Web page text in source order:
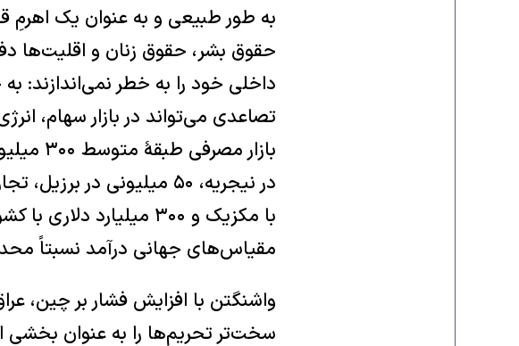
به طور طبیعی و به عنوان یک اهرمِ
حقوق بشر، حقوق زنان و اقلیت‌ها
داخلی خود را به خطر
تصاعدی می‌تواند در بازار سهام،
با مکزیک و ۳۰۰
مقیاس‌های جهانی درآمد نسبتاً
واشنگتن با افزایش فشار بر چین،